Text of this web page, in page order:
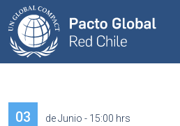
03 de Junio - 15:00 hrs